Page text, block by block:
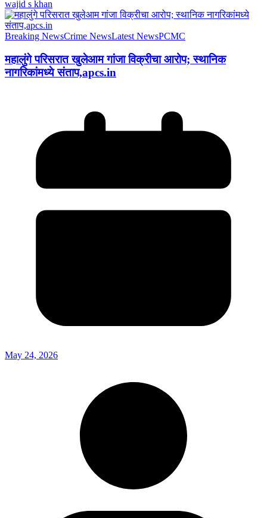
wajid s khan
Breaking NewsCrime NewsLatest NewsPCMC
महालुंगे परिसरात खुलेआम गांजा विक्रीचा आरोप; स्थानिक
नागरिकांमध्ये संताप,apcs.in
May 24, 2026